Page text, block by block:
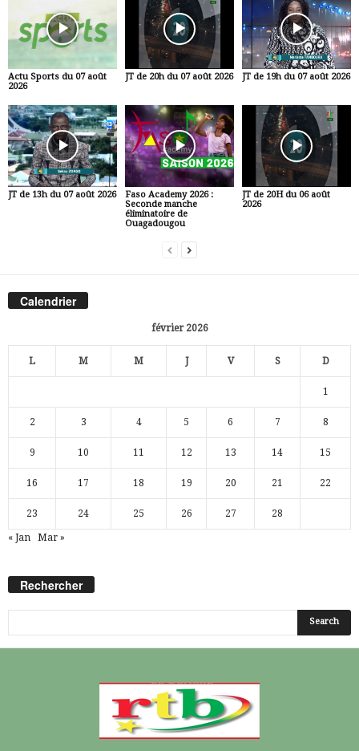
Actu Sports du 07 août
2026
JT de 20h du 07 août 2026 JT de 19h du 07 août 2026
JT de 13h du 07 août 2026
Faso Academy 2026 :
Seconde manche
éliminatoire de
Ouagadougou
JT de 20H du 06 août
2026
Calendrier
février 2026
L M M J V S D
1
2 3 4 5 6 7 8
9 10 11 12 13 14 15
16 17 18 19 20 21 22
23 24 25 26 27 28
« Jan Mar »
Rechercher